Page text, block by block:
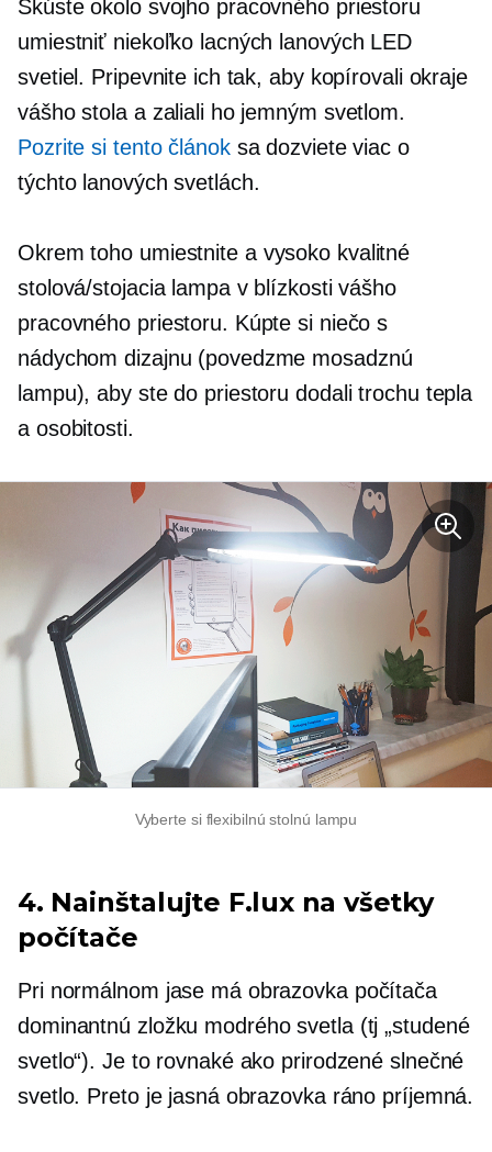
Skúste okolo svojho pracovného priestoru
umiestniť niekoľko lacných lanových LED
svetiel. Pripevnite ich tak, aby kopírovali okraje
vášho stola a zaliali ho jemným svetlom.
Pozrite si tento článoksa dozviete viac o
týchto lanových svetlách.
Okrem toho umiestnite a vysoko kvalitné
stolová/stojacia lampa v blízkosti vášho
pracovného priestoru. Kúpte si niečo s
nádychom dizajnu (povedzme mosadznú
lampu), aby ste do priestoru dodali trochu tepla
a osobitosti.
Vyberte si flexibilnú stolnú lampu
4. Nainštalujte F.lux na všetky
počítače
Pri normálnom jase má obrazovka počítača
dominantnú zložku modrého svetla (tj „studené
svetlo“). Je to rovnaké ako prirodzené slnečné
svetlo. Preto je jasná obrazovka ráno príjemná.